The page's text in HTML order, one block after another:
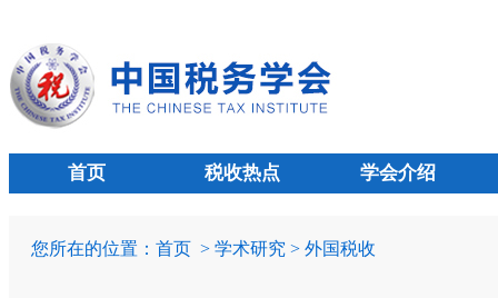
首页 税收热点 学会介绍
您所在的位置： 首页 > 学术研究 > 外国税收